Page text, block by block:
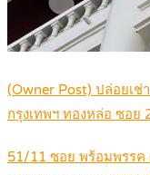
(Owner Post) ปล่อยเ
กรุงเทพฯ ทองหล่อ ซอย
51/11 ซอย พร้อมพรรค